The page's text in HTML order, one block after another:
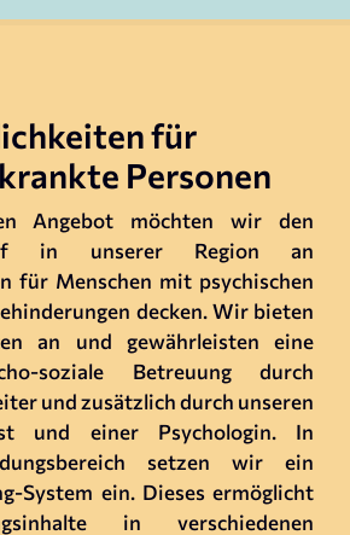
für
Personen
Angebot möchten wir den
in unserer Region an
für Menschen mit psychischen
decken. Wir bieten
an und gewährleisten eine
soziale Betreuung durch
und zusätzlich durch unseren
und einer Psychologin. In
setzen wir ein
System ein. Dieses ermöglicht
in verschiedenen